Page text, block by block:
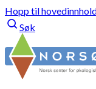
Hopp til
Søk